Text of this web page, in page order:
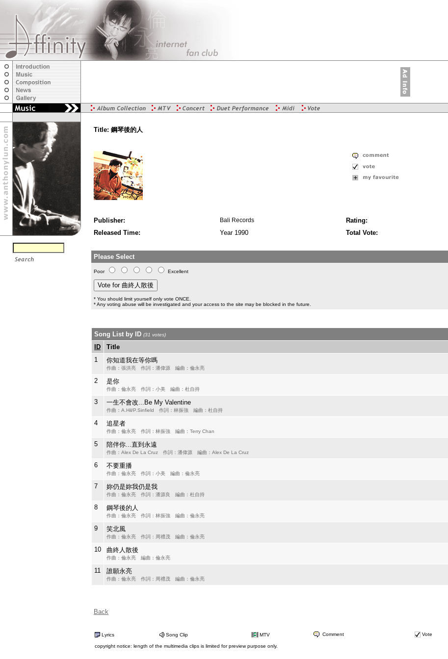
Title: 鋼琴後的人
Publisher: Bali Records Rating:
Released Time:
Year 1990 Total Vote:
Please Select
Poor Excellent
* You should limit yourself only vote ONCE.
* Any voting abuse will be investigated and your access to the site may be blocked in the future.
Song List by ID (31 votes)
ID Title
1
你知道我在等你嗎
作曲：張洪亮 作詞：潘偉源 編曲：倫永亮
2 是你
作曲：倫永亮 作詞：小美 編曲：杜自持
3 一生不會改...Be My Valentine
作曲：A.Hil/P.Sinfield 作詞：林振強 編曲：杜自持
4 追星者
作曲：倫永亮 作詞：林振強 編曲：Terry Chan
5 陪伴你...直到永遠
作曲：Alex De La Cruz 作詞：潘偉源 編曲：Alex De La Cruz
6 不要重播
作曲：倫永亮 作詞：小美 編曲：倫永亮
7 妳仍是妳我仍是我
作曲：倫永亮 作詞：潘源良 編曲：杜自持
8 鋼琴後的人
作曲：倫永亮 作詞：林振強 編曲：倫永亮
9 笑北風
作曲：倫永亮 作詞：周禮茂 編曲：倫永亮
10 曲終人散後
作曲：倫永亮 編曲：倫永亮
11 誰願永亮
作曲：倫永亮 作詞：周禮茂 編曲：倫永亮
Back
Lyrics Song Clip MTV Comment Vote
copyright notice: length of the multimedia clips is limited for preview purpose only.